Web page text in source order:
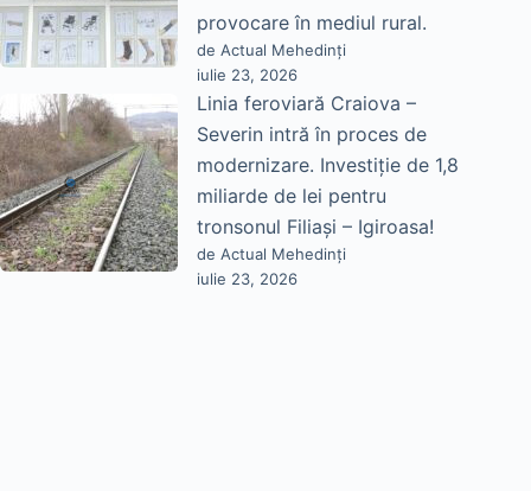
provocare în mediul rural.
de Actual Mehedinți
iulie 23, 2026
Linia feroviară Craiova –
Severin intră în proces de
modernizare. Investiție de 1,8
miliarde de lei pentru
tronsonul Filiași – Igiroasa!
de Actual Mehedinți
iulie 23, 2026